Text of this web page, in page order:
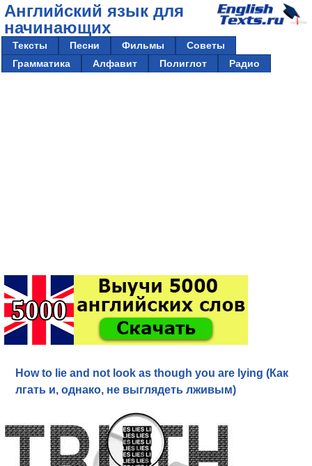
Английский язык для
начинающих
Тексты Песни Фильмы
Советы
Грамматика
Алфавит Полиглот Радио
How to lie and not look as though you are lying (Как
лгать и, однако, не выглядеть лживым)